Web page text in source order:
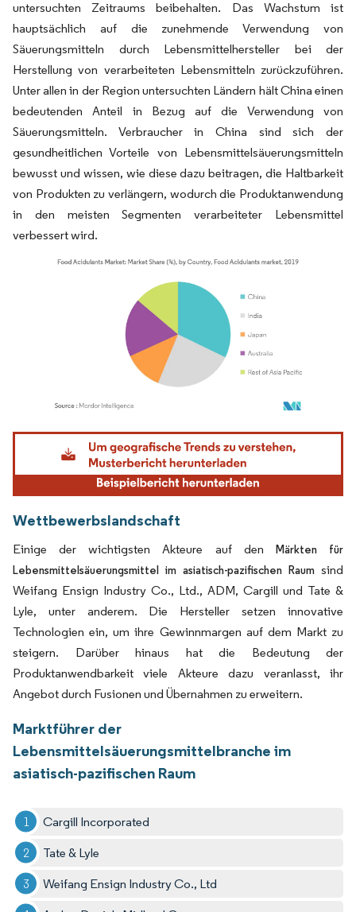
untersuchten Zeitraums beibehalten. Das Wachstum ist
hauptsächlich auf die zunehmende Verwendung von
Säuerungsmitteln durch Lebensmittelhersteller bei der
Herstellung von verarbeiteten Lebensmitteln zurückzuführen.
Unter allen in der Region untersuchten Ländern hält China einen
bedeutenden Anteil in Bezug auf die Verwendung von
Säuerungsmitteln. Verbraucher in China sind sich der
gesundheitlichen Vorteile von Lebensmittelsäuerungsmitteln
bewusst und wissen, wie diese dazu beitragen, die Haltbarkeit
von Produkten zu verlängern, wodurch die Produktanwendung
in den meisten Segmenten verarbeiteter Lebensmittel
verbessert wird.
Bild © Mordor Intelligence. Wiederverwendung erfordert Namensnennung gemäß
Wettbewerbslandschaft
Einige der wichtigsten Akteure auf den Märkten für
Lebensmittelsäuerungsmittel im asiatisch-pazifischen Raum sind
Weifang Ensign Industry Co., Ltd., ADM, Cargill und Tate &
Lyle, unter anderem. Die Hersteller setzen innovative
Technologien ein, um ihre Gewinnmargen auf dem Markt zu
steigern. Darüber hinaus hat die Bedeutung der
Produktanwendbarkeit viele Akteure dazu veranlasst, ihr
Angebot durch Fusionen und Übernahmen zu erweitern.
Marktführer der
Lebensmittelsäuerungsmittelbranche im
asiatisch-pazifischen Raum
Cargill Incorporated
Tate & Lyle
Weifang Ensign Industry Co., Ltd